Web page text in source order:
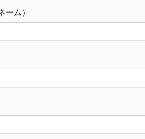
ーム）